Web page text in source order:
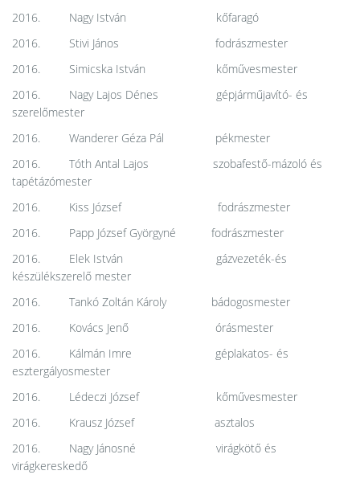
2016. Nagy István kőfaragó
2016. Stivi János fodrászmester
2016. Simicska István kőművesmester
2016. Nagy Lajos Dénes gépjárműjavító- és
szerelőmester
2016. Wanderer Géza Pál pékmester
2016. Tóth Antal Lajos szobafestő-mázoló és
tapétázómester
2016. Kiss József fodrászmester
2016. Papp József Györgyné fodrászmester
2016. Elek István gázvezeték-és
készülékszerelő mester
2016. Tankó Zoltán Károly bádogosmester
2016. Kovács Jenő órásmester
2016. Kálmán Imre géplakatos- és
esztergályosmester
2016. Lédeczi József kőművesmester
2016. Krausz József asztalos
2016. Nagy Jánosné virágkötő és
virágkereskedő